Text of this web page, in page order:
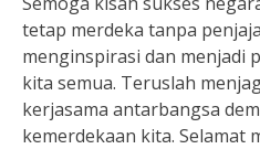
tetap merdeka tanpa
menginspirasi dan menjadi
kita semua. Teruslah
kerjasama antarbangsa
kemerdekaan kita. Selamat